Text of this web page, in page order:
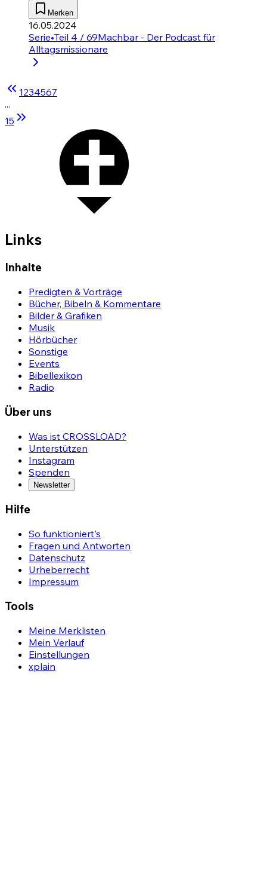
Merken
16.05.2024
Serie•Teil 4 / 69Machbar - Der Podcast für
Alltagsmissionare
1234567
...
15
Links
Inhalte
Predigten & Vorträge
Bücher, Bibeln & Kommentare
Bilder & Grafiken
Musik
Hörbücher
Sonstige
Events
Bibellexikon
Radio
Über uns
Was ist CROSSLOAD?
Unterstützen
Instagram
Spenden
Newsletter
Hilfe
So funktioniert's
Fragen und Antworten
Datenschutz
Urheberrecht
Impressum
Tools
Meine Merklisten
Mein Verlauf
Einstellungen
xplain